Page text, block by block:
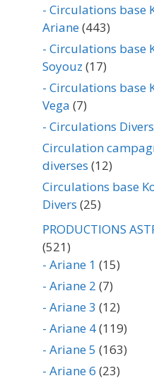
- Circulations base
Ariane(443)
- Circulations base
Soyouz (17)
- Circulations base
Vega (7)
- Circulations Divers
Circulation
diverses (12)
Circulations base
Divers (25)
PRODUCTIONS
(521)
- Ariane 1 (15)
- Ariane 2 (7)
- Ariane 3 (12)
- Ariane 4(119)
- Ariane 5 (163)
- Ariane 6 (23)